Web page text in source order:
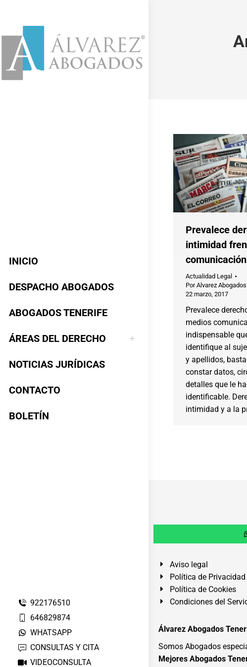
INICIO
DESPACHO ABOGADOS
ABOGADOS TENERIFE
ÁREAS DEL DERECHO
NOTICIAS JURÍDICAS
CONTACTO
BOLETÍN
922176510
646829874
WHATSAPP
CONSULTAS Y CITA
VIDEOCONSULTA
Prevalece
intimidad
comunicación
Actualidad Legal
PorAlvarez
22 marzo, 2017
Prevalece
medios
indispensable
identifique al
y apellidos,
constar datos,
detalles que le
identificable.
intimidad y a la
Aviso legal
Política de Privacidad
Política de Cookies
Condiciones del
Álvarez Abogados
Somos Abogados
Mejores Abogados